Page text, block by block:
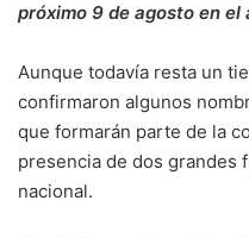
próximo 9 de agosto en el
Aunque todavía resta un
confirmaron algunos
que formarán parte de la
presencia de dos grandes
nacional.